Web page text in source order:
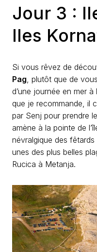
Jour 3 :
Iles
Si vous rêvez de
Pag, plutôt que de
d’une journée en mer
que je recommande, il
par Senj pour prendre
amène à la pointe de
névralgique des
unes des plus belles
Rucica à Metanja.